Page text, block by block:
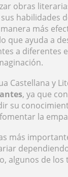
obras
habilidades
más
que ayuda a
a diferentes
Castellana y
, ya que
su
la
más
algunos de